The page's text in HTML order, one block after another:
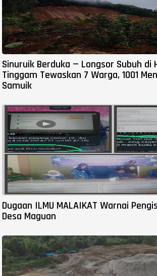
Sinuruik Berduka — Longsor Subuh di
Tinggam Tewaskan 7 Warga, 1001
Samuik
Dugaan ILMU MALAIKAT Warnai
Desa Maguan